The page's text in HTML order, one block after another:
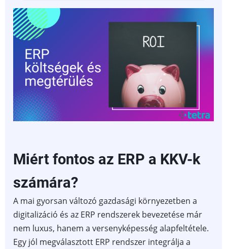
Miért fontos az ERP a KKV-k
számára?
A mai gyorsan változó gazdasági környezetben a
digitalizáció és az ERP rendszerek bevezetése már
nem luxus, hanem a versenyképesség alapfeltétele.
Egy jól megválasztott ERP rendszer integrálja a